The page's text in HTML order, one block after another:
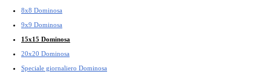
8x8 Dominosa
9x9 Dominosa
15x15 Dominosa
20x20 Dominosa
Speciale giornaliero Dominosa